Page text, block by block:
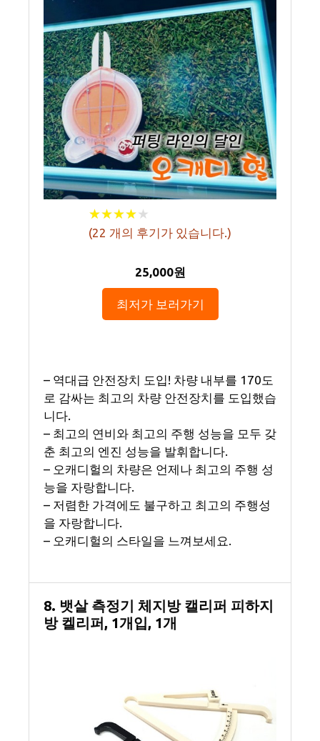
★★★★★
★★★★★
(22 개의 후기가 있습니다.)
25,000원
최저가 보러가기
– 역대급 안전장치 도입! 차량 내부를 170도
로 감싸는 최고의 차량 안전장치를 도입했습
니다.
– 최고의 연비와 최고의 주행 성능을 모두 갖
춘 최고의 엔진 성능을 발휘합니다.
– 오캐디헐의 차량은 언제나 최고의 주행 성
능을 자랑합니다.
– 저렴한 가격에도 불구하고 최고의 주행성
을 자랑합니다.
– 오캐디헐의 스타일을 느껴보세요.
8. 뱃살 측정기 체지방 캘리퍼 피하지
방 켈리퍼, 1개입, 1개